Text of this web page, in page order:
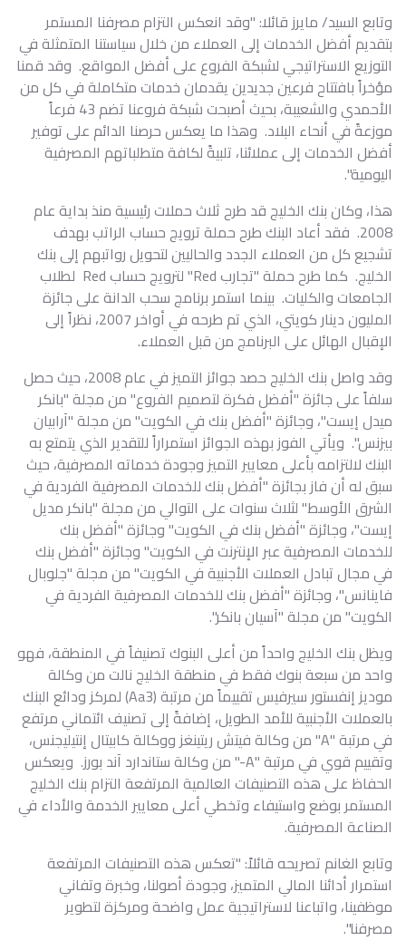
وتابع السيد/ مايرز قائلا: "وقد انعكس التزام مصرفنا المستمر
بتقديم أفضل الخدمات إلى العملاء من خلال سياستنا المتمثلة في
التوزيع الاستراتيجي لشبكة الفروع على أفضل المواقع. وقد قمنا
مؤخراً بافتتاح فرعين جديدين يقدمان خدمات متكاملة في كل من
الأحمدي والشعيبة، بحيث أصبحت شبكة فروعنا تضم 43 فرعاً
موزعةً في أنحاء البلاد. وهذا ما يعكس حرصنا الدائم على توفير
أفضل الخدمات إلى عملائنا، تلبيةً لكافة متطلباتهم المصرفية
اليومية".
هذا، وكان بنك الخليج قد طرح ثلاث حملات رئيسية منذ بداية عام
2008. فقد أعاد البنك طرح حملة ترويج حساب الراتب بهدف
تشجيع كل من العملاء الجدد والحاليين لتحويل رواتبهم إلى بنك
الخليج. كما طرح حملة "تجارب Red" لترويج حساب Red لطلاب
الجامعات والكليات. بينما استمر برنامج سحب الدانة على جائزة
المليون دينار كويتي، الذي تم طرحه في أواخر 2007، نظراً إلى
الإقبال الهائل على البرنامج من قبل العملاء.
وقد واصل بنك الخليج حصد جوائز التميز في عام 2008، حيث حصل
سلفاً على جائزة "أفضل فكرة لتصميم الفروع" من مجلة "بانكر
ميدل إيست"، وجائزة "أفضل بنك في الكويت" من مجلة "آرابيان
بيزنس". ويأتي الفوز بهذه الجوائز استمراراً للتقدير الذي يتمتع به
البنك لالتزامه بأعلى معايير التميز وجودة خدماته المصرفية، حيث
سبق له أن فاز بجائزة "أفضل بنك للخدمات المصرفية الفردية في
الشرق الأوسط" لثلاث سنوات على التوالي من مجلة "بانكر مديل
إيست"، وجائزة "أفضل بنك في الكويت" وجائزة "أفضل بنك
للخدمات المصرفية عبر الإنترنت في الكويت" وجائزة "أفضل بنك
في مجال تبادل العملات الأجنبية في الكويت" من مجلة "جلوبال
فاينانس"، وجائزة "أفضل بنك للخدمات المصرفية الفردية في
الكويت" من مجلة "آسيان بانكر".
ويظل بنك الخليج واحداً من أعلى البنوك تصنيفاً في المنطقة، فهو
واحد من سبعة بنوك فقط في منطقة الخليج نالت من وكالة
موديز إنفستور سيرفيس تقييماً من مرتبة (Aa3) لمركز ودائع البنك
بالعملات الأجنبية للأمد الطويل، إضافةً إلى تصنيف ائتماني مرتفع
في مرتبة "A" من وكالة فيتش ريتينغز ووكالة كابيتال إنتيليجنس،
وتقييم قوي في مرتبة "A-" من وكالة ستاندارد آند بورز. ويعكس
الحفاظ على هذه التصنيفات العالمية المرتفعة التزام بنك الخليج
المستمر بوضع واستيفاء وتخطي أعلى معايير الخدمة والأداء في
الصناعة المصرفية.
وتابع الغانم تصريحه قائلاً: "تعكس هذه التصنيفات المرتفعة
استمرار أدائنا المالي المتميز، وجودة أصولنا، وخبرة وتفاني
موظفينا، واتباعنا لاستراتيجية عمل واضحة ومركزة لتطوير
مصرفنا".